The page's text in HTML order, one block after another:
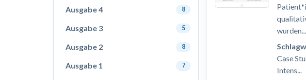
Ausgabe 4 8
Ausgabe 3 5
Ausgabe 2 8
Ausgabe 1 7
wurden...
Case
Intens...